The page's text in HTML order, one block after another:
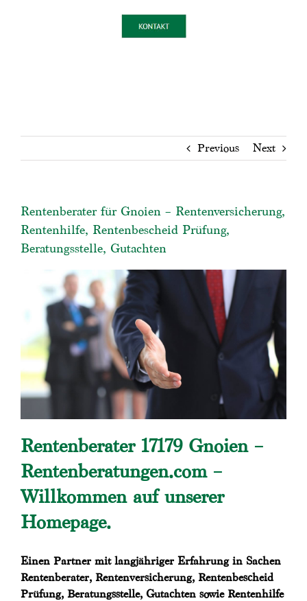
Previous Next
Rentenberater für Gnoien – Rentenversicherung,
Rentenhilfe, Rentenbescheid Prüfung,
Beratungsstelle, Gutachten
Rentenberater 17179 Gnoien –
Rentenberatungen.com –
Willkommen auf unserer
Homepage.
Einen Partner mit langjähriger Erfahrung in Sachen
Rentenberater, Rentenversicherung, Rentenbescheid
Prüfung, Beratungsstelle, Gutachten sowie Rentenhilfe